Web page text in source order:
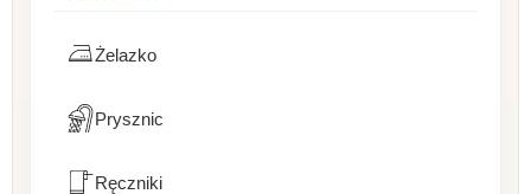
Żelazko
Prysznic
Ręczniki